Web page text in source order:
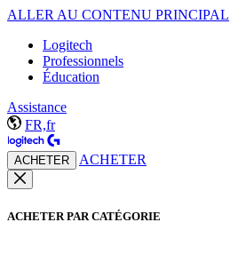
ALLER AU CONTENU PRINCIPAL
Logitech
Professionnels
Éducation
Assistance
FR,fr
ACHETER ACHETER
ACHETER PAR CATÉGORIE